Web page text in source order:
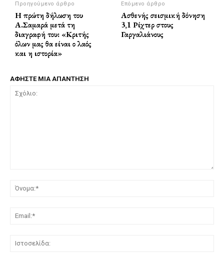
Προηγούμενο άρθρο
Η πρώτη δήλωση του
Α.Σαμαρά μετά τη
διαγραφή του: «Κριτής
όλων μας θα είναι ο λαός
και η ιστορία»
Επόμενο άρθρο
Ασθενής σεισμική δόνηση
3,1 Ρίχτερ στους
Γαργαλιάνους
ΑΦΗΣΤΕ ΜΙΑ ΑΠΑΝΤΗΣΗ